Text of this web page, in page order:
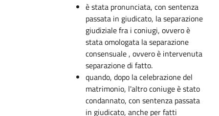
è stata pronunciata, con sentenza
passata in giudicato, la separazione
giudiziale fra i coniugi, ovvero è
stata omologata la separazione
consensuale , ovvero è intervenuta
separazione di fatto.
quando, dopo la celebrazione del
matrimonio, l'altro coniuge è stato
condannato, con sentenza passata
in giudicato, anche per fatti